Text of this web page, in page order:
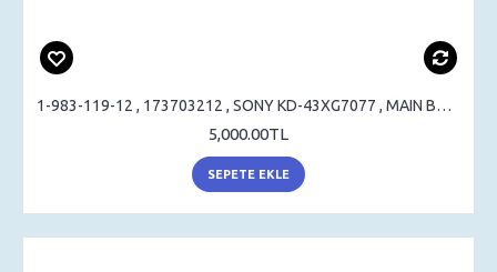
1-983-119-12 , 173703212 , SONY KD-43XG7077 , MAIN BOARD , ANAKART , LC430EQY
5,000.00TL
SEPETE EKLE